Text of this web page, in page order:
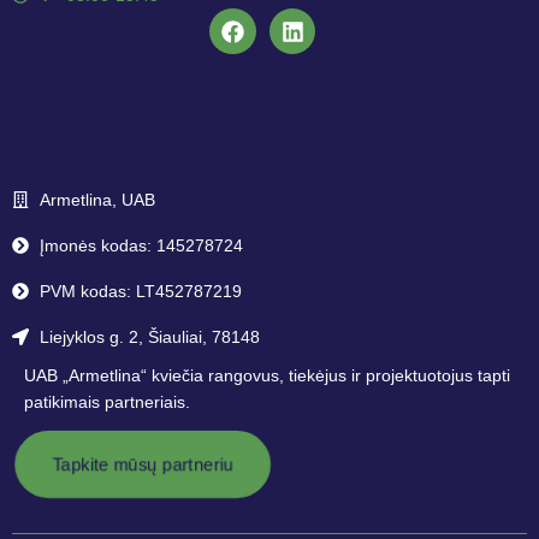
Armetlina, UAB
Įmonės kodas: 145278724
PVM kodas: LT452787219
Liejyklos g. 2, Šiauliai, 78148
UAB „Armetlina“ kviečia rangovus, tiekėjus ir projektuotojus tapti
patikimais partneriais.
Tapkite mūsų partneriu